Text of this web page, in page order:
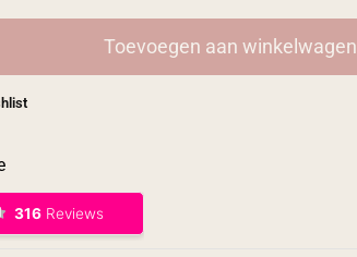
Toevoegen aan winkelwagen